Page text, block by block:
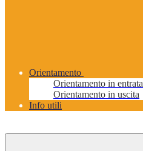
Orientamento
Orientamento in entrata
Orientamento in uscita
Info utili